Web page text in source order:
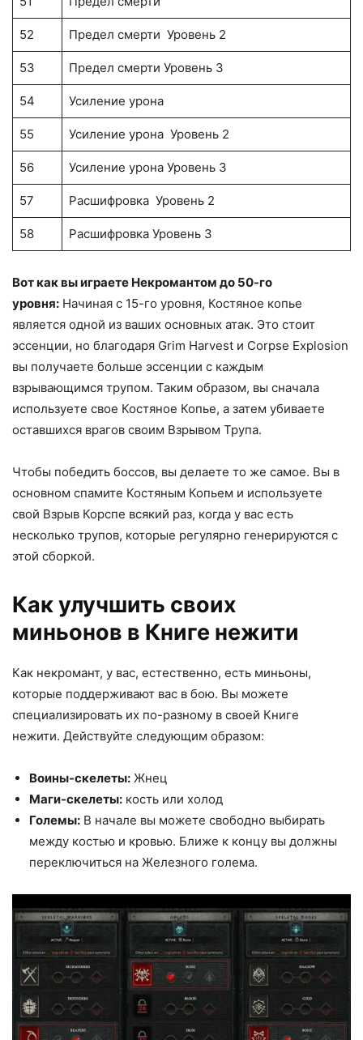
52 Предел смерти Уровень 2
53 Предел смерти Уровень 3
54 Усиление урона
55 Усиление урона Уровень 2
56 Усиление урона Уровень 3
57 Расшифровка Уровень 2
58 Расшифровка Уровень 3
Вот как вы играете Некромантом до 50-го
уровня: Начиная с 15-го уровня, Костяное копье
является одной из ваших основных атак. Это стоит
эссенции, но благодаря Grim Harvest и Corpse Explosion
вы получаете больше эссенции с каждым
взрывающимся трупом. Таким образом, вы сначала
используете свое Костяное Копье, а затем убиваете
оставшихся врагов своим Взрывом Трупа.
Чтобы победить боссов, вы делаете то же самое. Вы в
основном спамите Костяным Копьем и используете
свой Взрыв Корспе всякий раз, когда у вас есть
несколько трупов, которые регулярно генерируются с
этой сборкой.
Как улучшить своих
миньонов в Книге нежити
Как некромант, у вас, естественно, есть миньоны,
которые поддерживают вас в бою. Вы можете
специализировать их по-разному в своей Книге
нежити. Действуйте следующим образом:
Воины-скелеты: Жнец
Маги-скелеты: кость или холод
Големы: В начале вы можете свободно выбирать
между костью и кровью. Ближе к концу вы должны
переключиться на Железного голема.